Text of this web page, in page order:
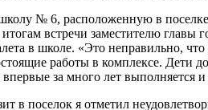
№ 6, расположенную в
встречи заместителю
в школе. «Это неправильно,
работы в комплексе. Дети
за много лет выполняется
в поселок я отметил